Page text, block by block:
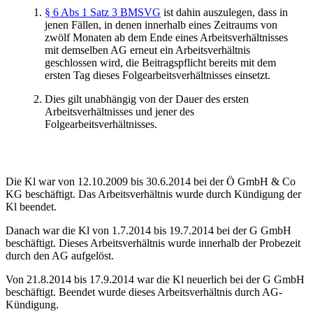
§ 6 Abs 1 Satz 3 BMSVG ist dahin auszulegen, dass in
jenen Fällen, in denen innerhalb eines Zeitraums von
zwölf Monaten ab dem Ende eines Arbeitsverhältnisses
mit demselben AG erneut ein Arbeitsverhältnis
geschlossen wird, die Beitragspflicht bereits mit dem
ersten Tag dieses Folgearbeitsverhältnisses einsetzt.
Dies gilt unabhängig von der Dauer des ersten
Arbeitsverhältnisses und jener des
Folgearbeitsverhältnisses.
Die Kl war von 12.10.2009 bis 30.6.2014 bei der Ö GmbH & Co
KG beschäftigt. Das Arbeitsverhältnis wurde durch Kündigung der
Kl beendet.
Danach war die Kl von 1.7.2014 bis 19.7.2014 bei der G GmbH
beschäftigt. Dieses Arbeitsverhältnis wurde innerhalb der Probezeit
durch den AG aufgelöst.
Von 21.8.2014 bis 17.9.2014 war die Kl neuerlich bei der G GmbH
beschäftigt. Beendet wurde dieses Arbeitsverhältnis durch AG-
Kündigung.